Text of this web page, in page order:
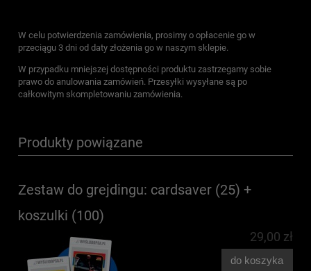
W celu potwierdzenia zamówienia, prosimy o opłacenie go w
przeciągu 3 dni od daty złożenia go w naszym sklepie.
W przypadku mniejszej dostępności produktu zastrzegamy sobie
prawo do anulowania zamówień. Przesyłki wysyłane są po
całkowitym skompletowaniu zamówienia.
Produkty powiązane
Zestaw do grejdingu: cardsaver (25) +
koszulki (100)
29,00 zł
do koszyka